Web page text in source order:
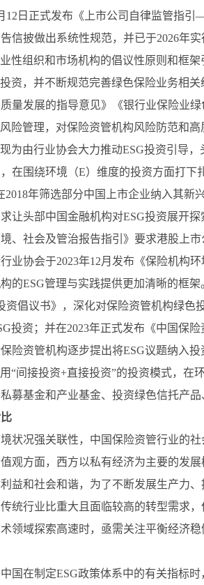
12日正式发布《上市公司自律监管指
信披做出系统性规范，并已于2026年
性组织和市场机构的倡议性原则和框
资，并不断规范完善绿色保险业务相
量发展的指导意见》《银行业保险业
险管理，对保险资管机构风险防范和高
为由行业协会大力推动ESG投资引导
在围绕环境（E）维度的投资方面打
年筛选部分中国上市企业纳入其
让头部中国金融机构对ESG投资展开
、社会及管治报告指引》要求港股上
业协会于2023年12月发布《保险机构
的ESG管理与实践提供更加清晰的框
倡议书》，深化对保险资管机构绿
投资；并在2023年正式发布《中国保
险资管机构逐步提出将ESG议题纳入
“间接投资+直接投资”的投资模式，
募基金和产业基金、投资绿色信托产
状况强关联性，中国保险资管行业的
观方面，西方以私有经济为主要的发
益和社会和谐，为了不断发展生产力
统行业比重大且面临较高的转型需求
领域探索高速时，亟需关注平衡经济
国在制定ESG政策体系中的有关指标